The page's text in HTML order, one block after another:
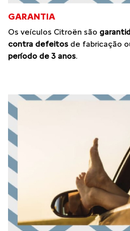
GARANTIA
Os veículos Citroën são
contra defeitos de fabricação
período de 3 anos.